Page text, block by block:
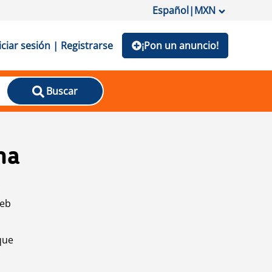
Español|MXN
sesión | Registrarse ¡Pon un anuncio!
Buscar